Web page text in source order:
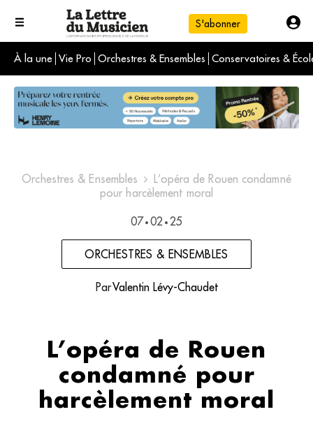
S'abonner
À la une Vie Pro Orchestres & Ensembles Conservatoires &
L'info du jour
Le numéro du mois
International
Orchestres & Ensembles
L’opéra de Rouen condamné
pour harcèlement moral
07 • 02 • 25
ORCHESTRES & ENSEMBLES
ParValentin Lévy-Chaudet
L’opéra de Rouen
condamné pour
harcèlement moral